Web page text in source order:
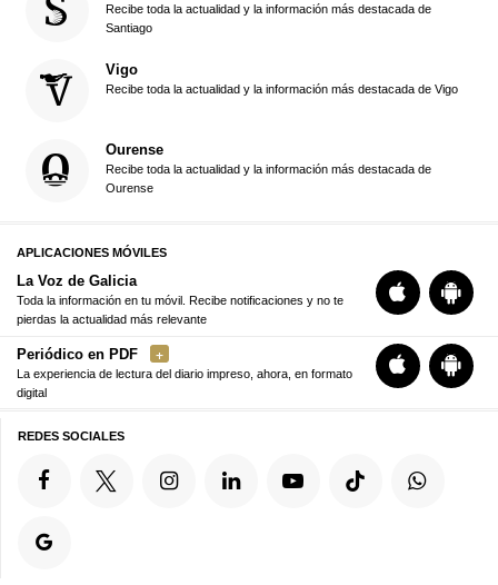
Recibe toda la actualidad y la información más destacada de
Santiago
Vigo
Recibe toda la actualidad y la información más destacada de Vigo
Ourense
Recibe toda la actualidad y la información más destacada de
Ourense
APLICACIONES MÓVILES
La Voz de Galicia
Toda la información en tu móvil. Recibe notificaciones y no te
pierdas la actualidad más relevante
Periódico en PDF
La experiencia de lectura del diario impreso, ahora, en formato
digital
REDES SOCIALES